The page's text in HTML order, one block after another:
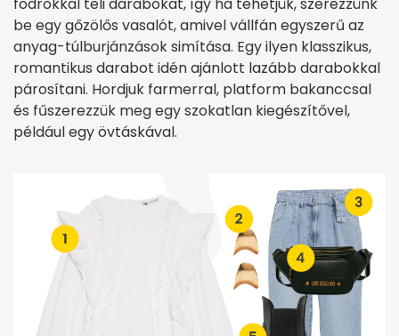
fodrokkal teli darabokat, így ha tehetjük, szerezzünk
be egy gőzölős vasalót, amivel vállfán egyszerű az
anyag-túlburjánzások simítása. Egy ilyen klasszikus,
romantikus darabot idén ajánlott lazább darabokkal
párosítani. Hordjuk farmerral, platform bakanccsal
és fűszerezzük meg egy szokatlan kiegészítővel,
például egy övtáskával.